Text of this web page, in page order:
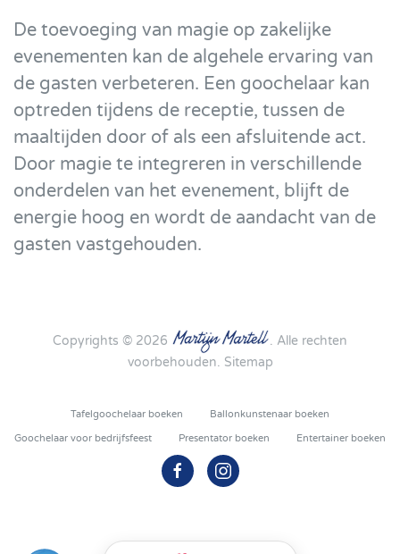
De toevoeging van magie op zakelijke
evenementen kan de algehele ervaring van
de gasten verbeteren. Een goochelaar kan
optreden tijdens de receptie, tussen de
maaltijden door of als een afsluitende act.
Door magie te integreren in verschillende
onderdelen van het evenement, blijft de
energie hoog en wordt de aandacht van de
gasten vastgehouden.
Copyrights © 2026
. Alle rechten
voorbehouden. Sitemap
Tafelgoochelaar boeken Ballonkunstenaar boeken
Goochelaar voor bedrijfsfeest Presentator boeken Entertainer boeken